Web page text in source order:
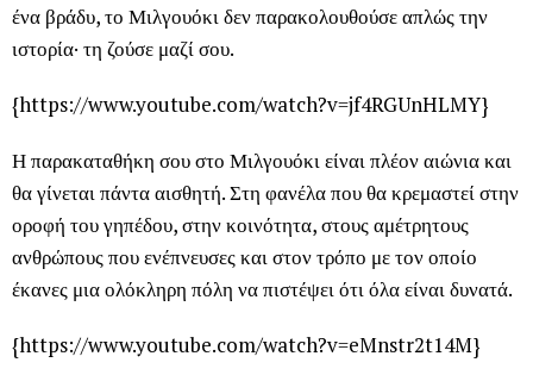
ένα βράδυ, το Μιλγουόκι δεν παρακολουθούσε απλώς την
ιστορία· τη ζούσε μαζί σου.
{https://www.youtube.com/watch?v=jf4RGUnHLMY}
Η παρακαταθήκη σου στο Μιλγουόκι είναι πλέον αιώνια και
θα γίνεται πάντα αισθητή. Στη φανέλα που θα κρεμαστεί στην
οροφή του γηπέδου, στην κοινότητα, στους αμέτρητους
ανθρώπους που ενέπνευσες και στον τρόπο με τον οποίο
έκανες μια ολόκληρη πόλη να πιστέψει ότι όλα είναι δυνατά.
{https://www.youtube.com/watch?v=eMnstr2t14M}